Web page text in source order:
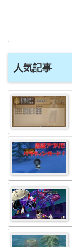
人気記事